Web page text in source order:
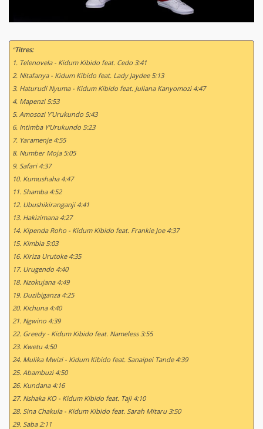
“Titres:
1. Telenovela - Kidum Kibido feat. Cedo 3:41
2. Nitafanya - Kidum Kibido feat. Lady Jaydee 5:13
3. Haturudi Nyuma - Kidum Kibido feat. Juliana Kanyomozi 4:47
4. Mapenzi 5:53
5. Amosozi Y'Urukundo 5:43
6. Intimba Y'Urukundo 5:23
7. Yaramenje 4:55
8. Number Moja 5:05
9. Safari 4:37
10. Kumushaha 4:47
11. Shamba 4:52
12. Ubushikiranganji 4:41
13. Hakizimana 4:27
14. Kipenda Roho - Kidum Kibido feat. Frankie Joe 4:37
15. Kimbia 5:03
16. Kiriza Urutoke 4:35
17. Urugendo 4:40
18. Nzokujana 4:49
19. Duzibiganza 4:25
20. Kichuna 4:40
21. Ngwino 4:39
22. Greedy - Kidum Kibido feat. Nameless 3:55
23. Kwetu 4:50
24. Mulika Mwizi - Kidum Kibido feat. Sanaipei Tande 4:39
25. Abambuzi 4:50
26. Kundana 4:16
27. Nshaka KO - Kidum Kibido feat. Taji 4:10
28. Sina Chakula - Kidum Kibido feat. Sarah Mitaru 3:50
29. Saba 2:11